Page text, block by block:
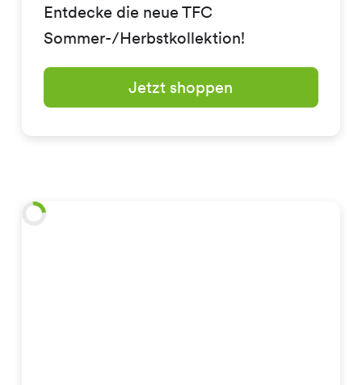
Entdecke die neue TFC
Sommer-/Herbstkollektion!
Jetzt shoppen